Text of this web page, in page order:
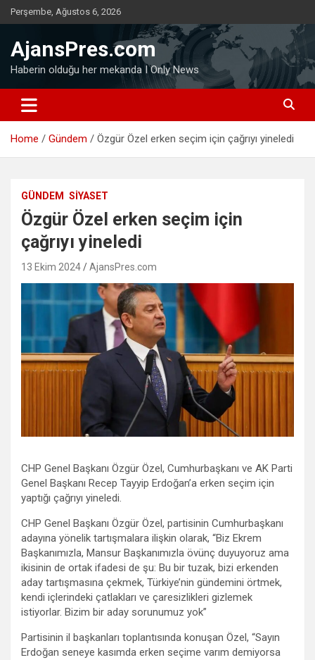
Skip
to
Perşembe, Ağustos 6, 2026
AjansPres.com
Haberin olduğu her mekanda I Only News
Home Gündem Özgür Özel erken seçim için çağrıyı yineledi
GÜNDEM SIYASET
Özgür Özel erken seçim için
çağrıyı yineledi
13 Ekim 2024 AjansPres.com
CHP Genel Başkanı Özgür Özel, Cumhurbaşkanı ve AK Parti
Genel Başkanı Recep Tayyip Erdoğan’a erken seçim için
yaptığı çağrıyı yineledi.
CHP Genel Başkanı Özgür Özel, partisinin Cumhurbaşkanı
adayına yönelik tartışmalara ilişkin olarak, “Biz Ekrem
Başkanımızla, Mansur Başkanımızla övünç duyuyoruz ama
ikisinin de ortak ifadesi de şu: Bu bir tuzak, bizi erkenden
aday tartışmasına çekmek, Türkiye’nin gündemini örtmek,
kendi içlerindeki çatlakları ve çaresizlikleri gizlemek
istiyorlar. Bizim bir aday sorunumuz yok”
Partisinin il başkanları toplantısında konuşan Özel, “Sayın
Erdoğan seneye kasımda erken seçime varım demiyorsa